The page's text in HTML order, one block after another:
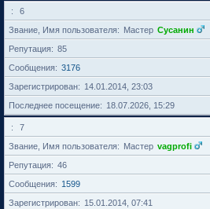
6
Звание, Имя пользователя
Мастер Сусанин
Репутация
85
Сообщения
3176
Зарегистрирован
14.01.2014, 23:03
Последнее посещение
18.07.2026, 15:29
7
Звание, Имя пользователя
Мастер vagprofi
Репутация
46
Сообщения
1599
Зарегистрирован
15.01.2014, 07:41